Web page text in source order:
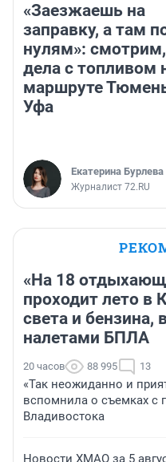
«Заезжаешь на
заправку, а там
нулям»:
дела с топливом
маршруте
Уфа
Екатерина Бурлева
Журналист 72.RU
«На 18
проходит лето в
света и бензина,
налетами БПЛА
20 часов 88 995 13
«Так неожиданно и
вспомнила о съемках с
Владивостока
Новости ХМАО за 5